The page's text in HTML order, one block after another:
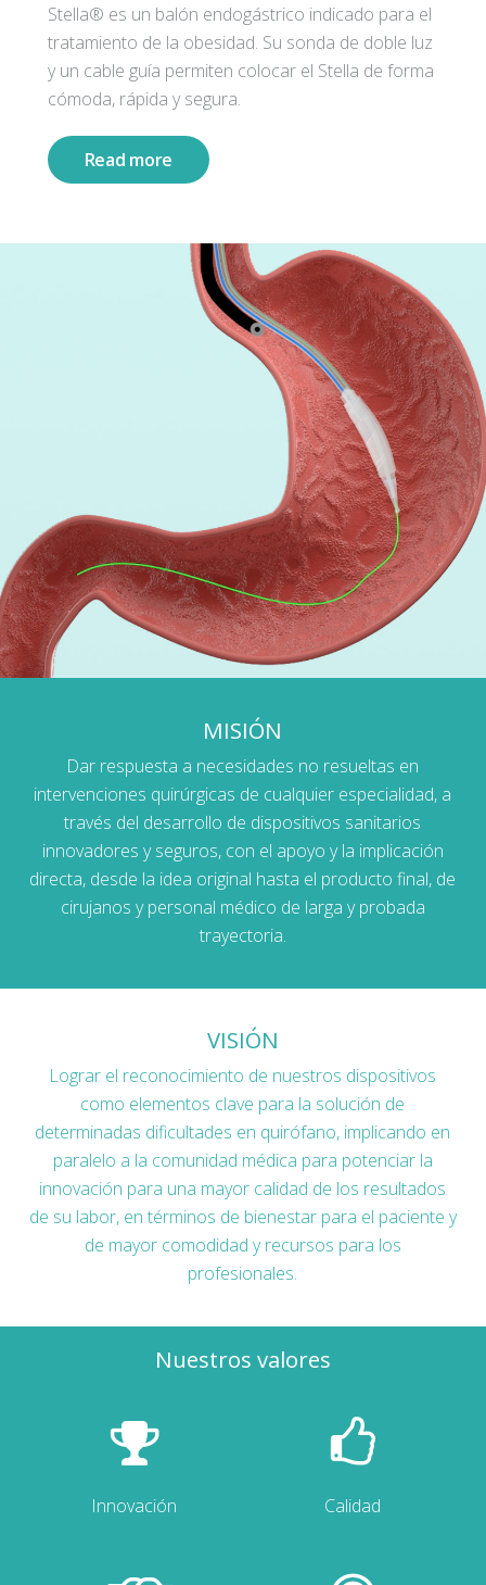
Stella® es un balón endogástrico indicado para el
tratamiento de la obesidad. Su sonda de doble luz
y un cable guía permiten colocar el Stella de forma
cómoda, rápida y segura.
Read more
MISIÓN
Dar respuesta a necesidades no resueltas en
intervenciones quirúrgicas de cualquier especialidad, a
través del desarrollo de dispositivos sanitarios
innovadores y seguros, con el apoyo y la implicación
directa, desde la idea original hasta el producto final, de
cirujanos y personal médico de larga y probada
trayectoria.
VISIÓN
Lograr el reconocimiento de nuestros dispositivos
como elementos clave para la solución de
determinadas dificultades en quirófano, implicando en
paralelo a la comunidad médica para potenciar la
innovación para una mayor calidad de los resultados
de su labor, en términos de bienestar para el paciente y
de mayor comodidad y recursos para los
profesionales.
Nuestros valores
Innovación Calidad